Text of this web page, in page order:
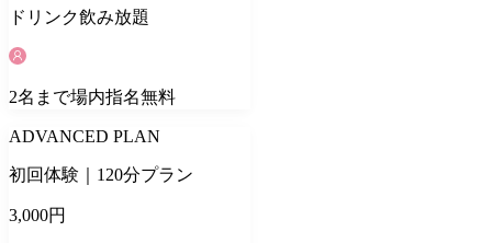
ドリンク飲み放題
2名 まで場内指名無料
ADVANCED PLAN
初回体験｜120分プラン
3,000円